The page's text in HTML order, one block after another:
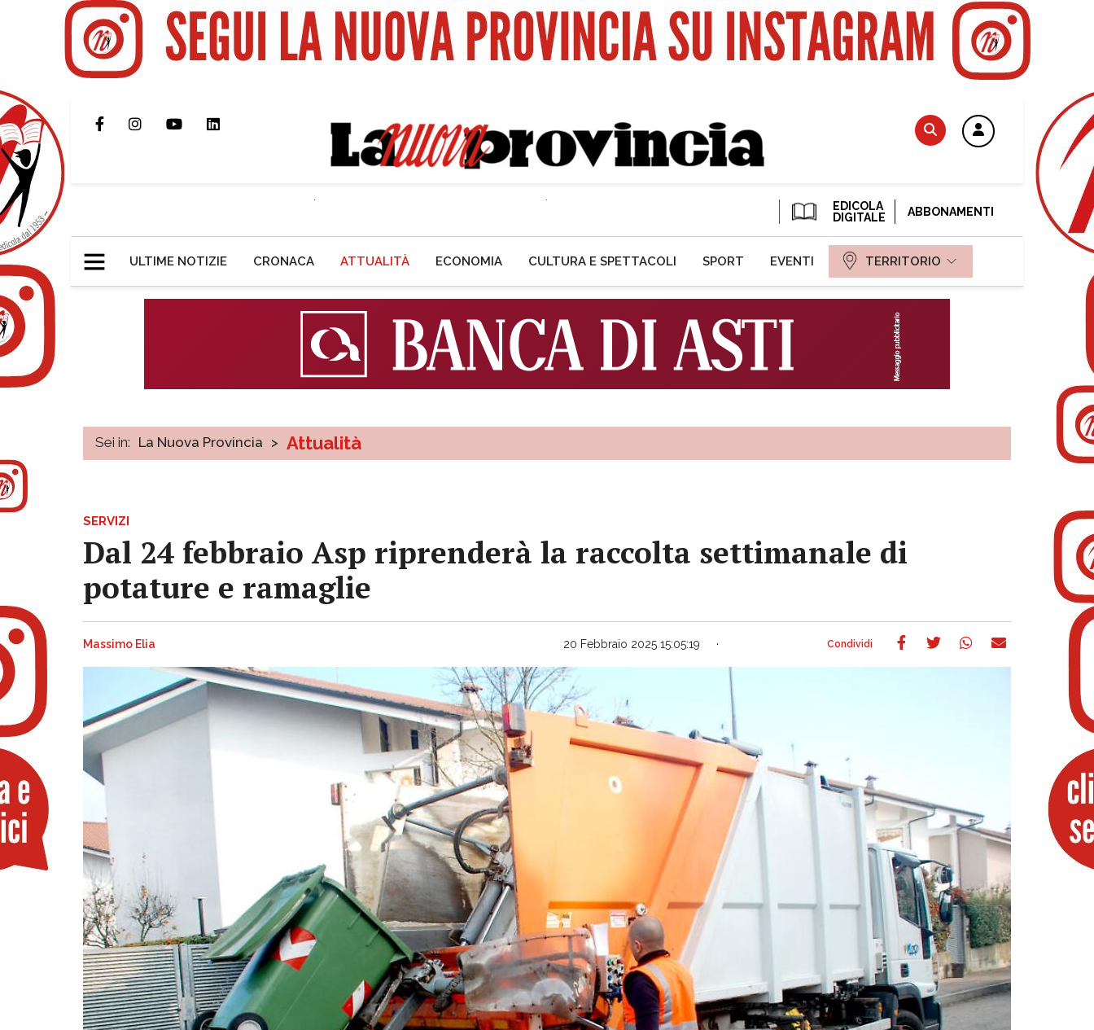
EDICOLA
DIGITALE
ABBONAMENTI
ULTIME NOTIZIE CRONACA ATTUALITÀ ECONOMIA CULTURA E SPETTACOLI SPORT EVENTI TERRITORIO
Sei in: La Nuova Provincia > Attualità
SERVIZI
Dal 24 febbraio Asp riprenderà la raccolta settimanale di
potature e ramaglie
Massimo Elia 20 Febbraio 2025 15:05:19